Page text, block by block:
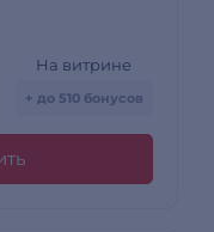
На витрине
+ до 510 бонусов